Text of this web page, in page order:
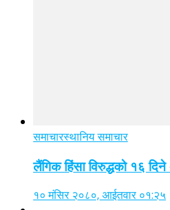
समाचारस्थानिय समाचार
लैंगिक हिंसा विरुद्धको १६
१० मंसिर २०८०, आईतवार ०१:२५